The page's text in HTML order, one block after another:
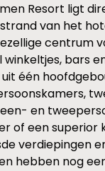
Resort ligt
van het
centrum
bars
één
en
of een superior
verdiepingen
hebben nog